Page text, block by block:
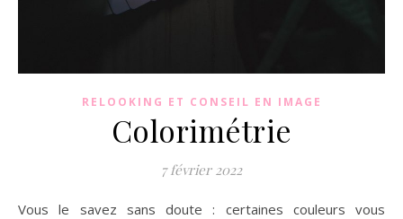
RELOOKING ET CONSEIL EN IMAGE
Colorimétrie
7 février 2022
Vous le savez sans doute : certaines couleurs vous